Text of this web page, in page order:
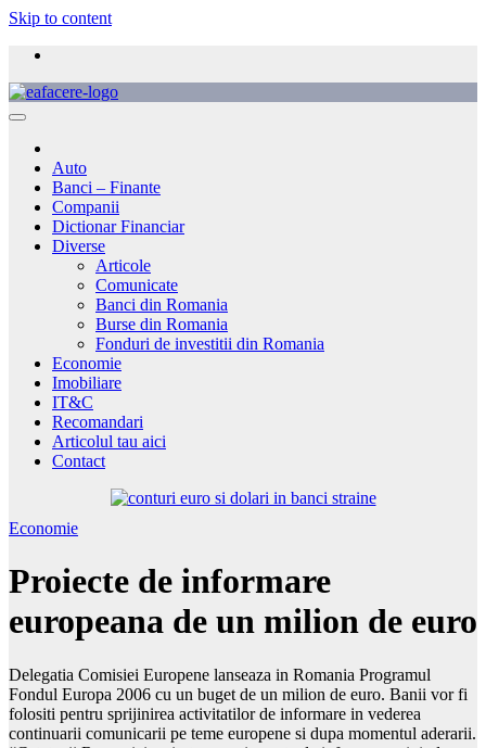
Skip to content
Auto
Banci – Finante
Companii
Dictionar Financiar
Diverse
Articole
Comunicate
Banci din Romania
Burse din Romania
Fonduri de investitii din Romania
Economie
Imobiliare
IT&C
Recomandari
Articolul tau aici
Contact
Economie
Proiecte de informare
europeana de un milion de euro
Delegatia Comisiei Europene lanseaza in Romania Programul
Fondul Europa 2006 cu un buget de un milion de euro. Banii vor fi
folositi pentru sprijinirea activitatilor de informare in vederea
continuarii comunicarii pe teme europene si dupa momentul aderarii.